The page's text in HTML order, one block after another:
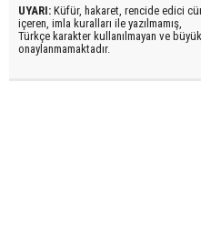
UYARI: Küfür, hakaret, rencide edici
içeren, imla kuralları ile yazılmamış,
Türkçe karakter kullanılmayan ve
onaylanmamaktadır.